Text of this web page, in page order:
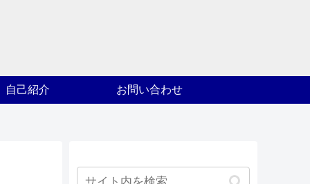
自己紹介 お問い合わせ